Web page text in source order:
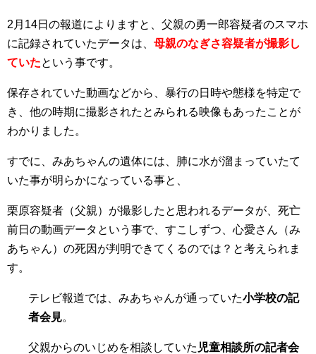
2月14日の報道によりますと、父親の勇一郎容疑者のスマホ
に記録されていたデータは、 母親のなぎさ容疑者が撮影し
ていたという事です。
保存されていた動画などから、暴行の日時や態様を特定で
き、他の時期に撮影されたとみられる映像もあったことが
わかりました。
すでに、みあちゃんの遺体には、肺に水が溜まっていたて
いた事が明らかになっている事と、
栗原容疑者（父親）が撮影したと思われるデータが、死亡
前日の動画データという事で、すこしずつ、心愛さん（み
あちゃん）の死因が判明できてくるのでは？と考えられま
す。
テレビ報道では、みあちゃんが通っていた小学校の記
者会見。
父親からのいじめを相談していた 児童相談所の記者会